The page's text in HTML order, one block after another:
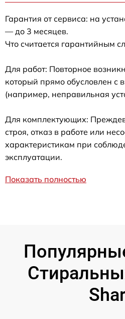
Гарантия от сервиса: на
— до 3 месяцев.
Что считается гарантийным
Для работ: Повторное
который прямо обусловлен с
(например, неправильная
Для комплектующих:
строя, отказ в работе или
характеристикам при
эксплуатации.
Показать полностью